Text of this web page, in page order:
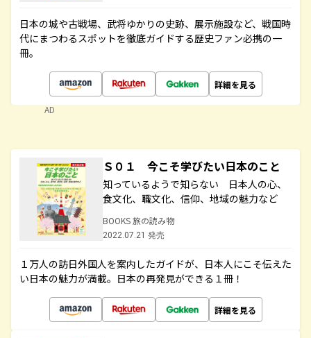
日本の城や古戦場、武将ゆかりの史跡、展示施設など、戦国時
代にまつわるスポットを徹底ガイドする歴史ファン必携の一
冊。
詳細を見る
AD
Ｓ０１ 今こそ学びたい日本のこと
知っているようで知らない 日本人の心、
食文化、職文化、信仰、地域の魅力など
BOOKS 旅の読み物
2022.07.21 発売
１万人の訪日外国人を案内したガイドが、日本人にこそ伝えた
い日本の魅力が満載。日本の再発見ができる１冊！
詳細を見る